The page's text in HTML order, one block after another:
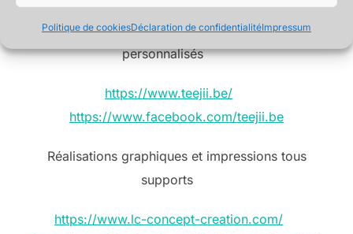
Politique de cookiesDéclaration de confidentialitéImpressum
Impression textiles et articles cadeaux
personnalisés
https://www.teejii.be/
https://www.facebook.com/teejii.be
Réalisations graphiques et impressions tous
supports
https://www.lc-concept-creation.com/